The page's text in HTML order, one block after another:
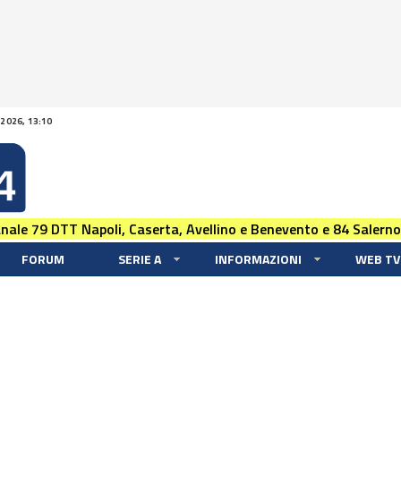
13:10
79 DTT Napoli, Caserta, Avellino e Benevento e 84 Salerno
FORUM SERIE A INFORMAZIONI WEB TV